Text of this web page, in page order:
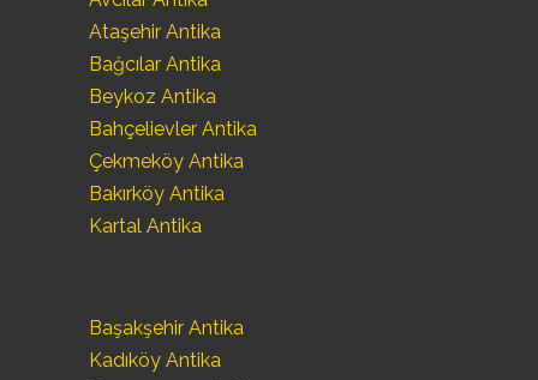
Ataşehir Antika
Bağcılar Antika
Beykoz Antika
Bahçelievler Antika
Çekmeköy Antika
Bakırköy Antika
Kartal Antika
Başakşehir Antika
Kadıköy Antika